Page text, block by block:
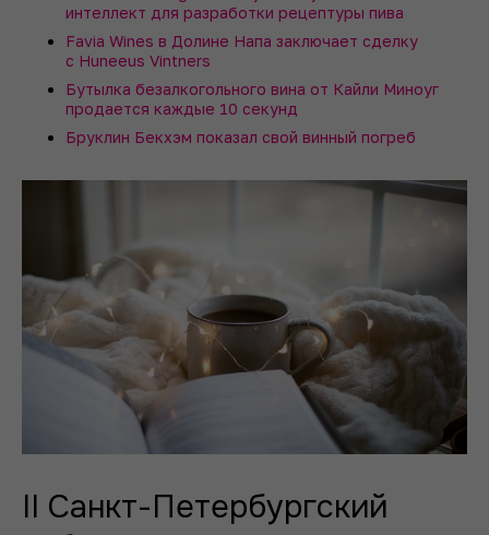
интеллект для разработки рецептуры пива
Favia Wines в Долине Напа заключает сделку
с Huneeus Vintners
Бутылка безалкогольного вина от Кайли Миноуг
продается каждые 10 секунд
Бруклин Бекхэм показал свой винный погреб
II Санкт-Петербургский